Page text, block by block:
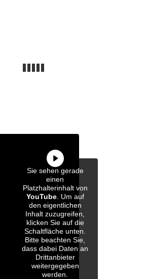
Sie sehen gerade
einen
Platzhalterinhalt von
YouTube. Um auf
den eigentlichen
Inhalt zuzugreifen,
klicken Sie auf die
Schaltfläche unten.
Bitte beachten Sie,
dass dabei Daten an
Drittanbieter
weitergegeben
werden.